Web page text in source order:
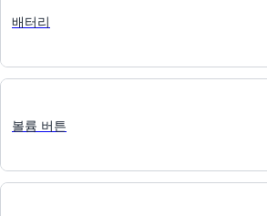
배터리
볼륨 버튼